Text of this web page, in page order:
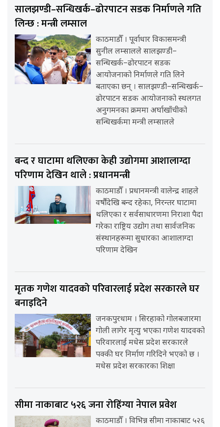
सालझण्डी–सन्धिखर्क–ढोरपाटन सडक निर्माणले गति
लिन्छ : मन्त्री लम्साल
काठमाडौँ । पूर्वाधार विकासमन्त्री
सुनील लम्सालले सालझण्डी–
सन्धिखर्क–ढोरपाटन सडक
आयोजनाको निर्माणले गति लिने
बताएका छन् । सालझण्डी–सन्धिखर्क–
ढोरपाटन सडक आयोजनाको स्थलगत
अनुगमनका क्रममा अर्घाखाँचीको
सन्धिखर्कमा मन्त्री लम्सालले
बन्द र घाटामा थलिएका केही उद्योगमा आशालाग्दा
परिणाम देखिन थाले : प्रधानमन्त्री
काठमाडौँ । प्रधानमन्त्री वालेन्द्र शाहले
वर्षौंदेखि बन्द रहेका, निरन्तर घाटामा
थलिएका र सर्वसाधारणमा निराशा पैदा
गरेका राष्ट्रिय उद्योग तथा सार्वजनिक
संस्थानहरूमा सुधारका आशालाग्दा
परिणाम देखिन
मृतक गणेश यादवको परिवारलाई प्रदेश सरकारले घर
बनाइदिने
जनकपुरधाम । सिरहाको गोलबजारमा
गोली लागेर मृत्यु भएका गणेश यादवको
परिवारलाई मधेस प्रदेश सरकारले
पक्की घर निर्माण गरिदिने भएको छ ।
मधेस प्रदेश सरकारका शिक्षा
सीमा नाकाबाट ५२६ जना रोहिंग्या नेपाल प्रवेश
काठमाडौँ । विभिन्न सीमा नाकाबाट ५२६